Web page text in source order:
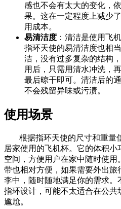
感也不会有太大的变化，
果。这在一定程度上减少
用成本。
易清洁度 ：清洁是使用飞
指环天使的易清洁度也相
洁，没有过多复杂的结构
用后，只需用清水冲洗，
最后晾干即可。清洁后的
不会残留异味或污渍。
使用场景
根据指环天使的尺寸和重量
居家使用的飞机杯。它的体积
空间，方便用户在家中随时使
带也相对方便，如果需要外出
李中，随时随地满足你的需求
指环设计，可能不太适合在公
尴尬。